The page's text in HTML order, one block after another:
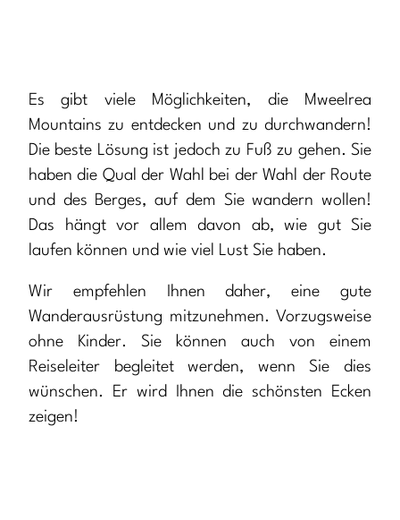
Es gibt viele Möglichkeiten, die Mweelrea
Mountains zu entdecken und zu durchwandern!
Die beste Lösung ist jedoch zu Fuß zu gehen. Sie
haben die Qual der Wahl bei der Wahl der Route
und des Berges, auf dem Sie wandern wollen!
Das hängt vor allem davon ab, wie gut Sie
laufen können und wie viel Lust Sie haben.
Wir empfehlen Ihnen daher, eine gute
Wanderausrüstung mitzunehmen. Vorzugsweise
ohne Kinder. Sie können auch von einem
Reiseleiter begleitet werden, wenn Sie dies
wünschen. Er wird Ihnen die schönsten Ecken
zeigen!